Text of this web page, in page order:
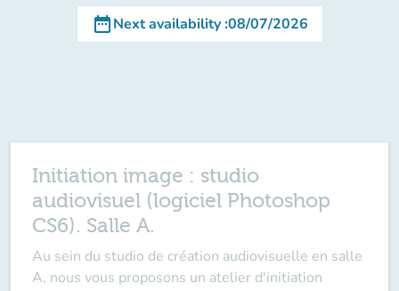
date_rangeNext availability:08/07/2026
Initiation image : studio
audiovisuel (logiciel Photoshop
CS6). Salle A.
Au sein du studio de création audiovisuelle en salle
A, nous vous proposons un atelier d'initiation